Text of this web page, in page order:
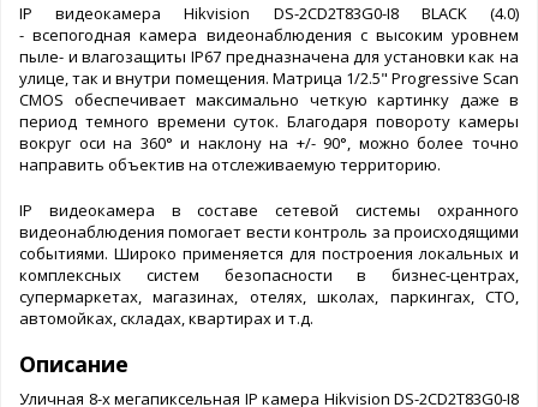
IP видеокамера Hikvision DS-2CD2T83G0-I8 BLACK (4.0)
- всепогодная камера видеонаблюдения с высоким уровнем
пыле- и влагозащиты IP67 предназначена для установки как на
улице, так и внутри помещения. Матрица 1/2.5" Progressive Scan
CMOS обеспечивает максимально четкую картинку даже в
период темного времени суток. Благодаря повороту камеры
вокруг оси на 360° и наклону на +/- 90°, можно более точно
направить объектив на отслеживаемую территорию.
IP видеокамера в составе сетевой системы охранного
видеонаблюдения помогает вести контроль за происходящими
событиями. Широко применяется для построения локальных и
комплексных систем безопасности в бизнес-центрах,
супермаркетах, магазинах, отелях, школах, паркингах, СТО,
автомойках, складах, квартирах и т.д.
Описание
Уличная 8-х мегапиксельная IP камера Hikvision DS-2CD2T83G0-I8